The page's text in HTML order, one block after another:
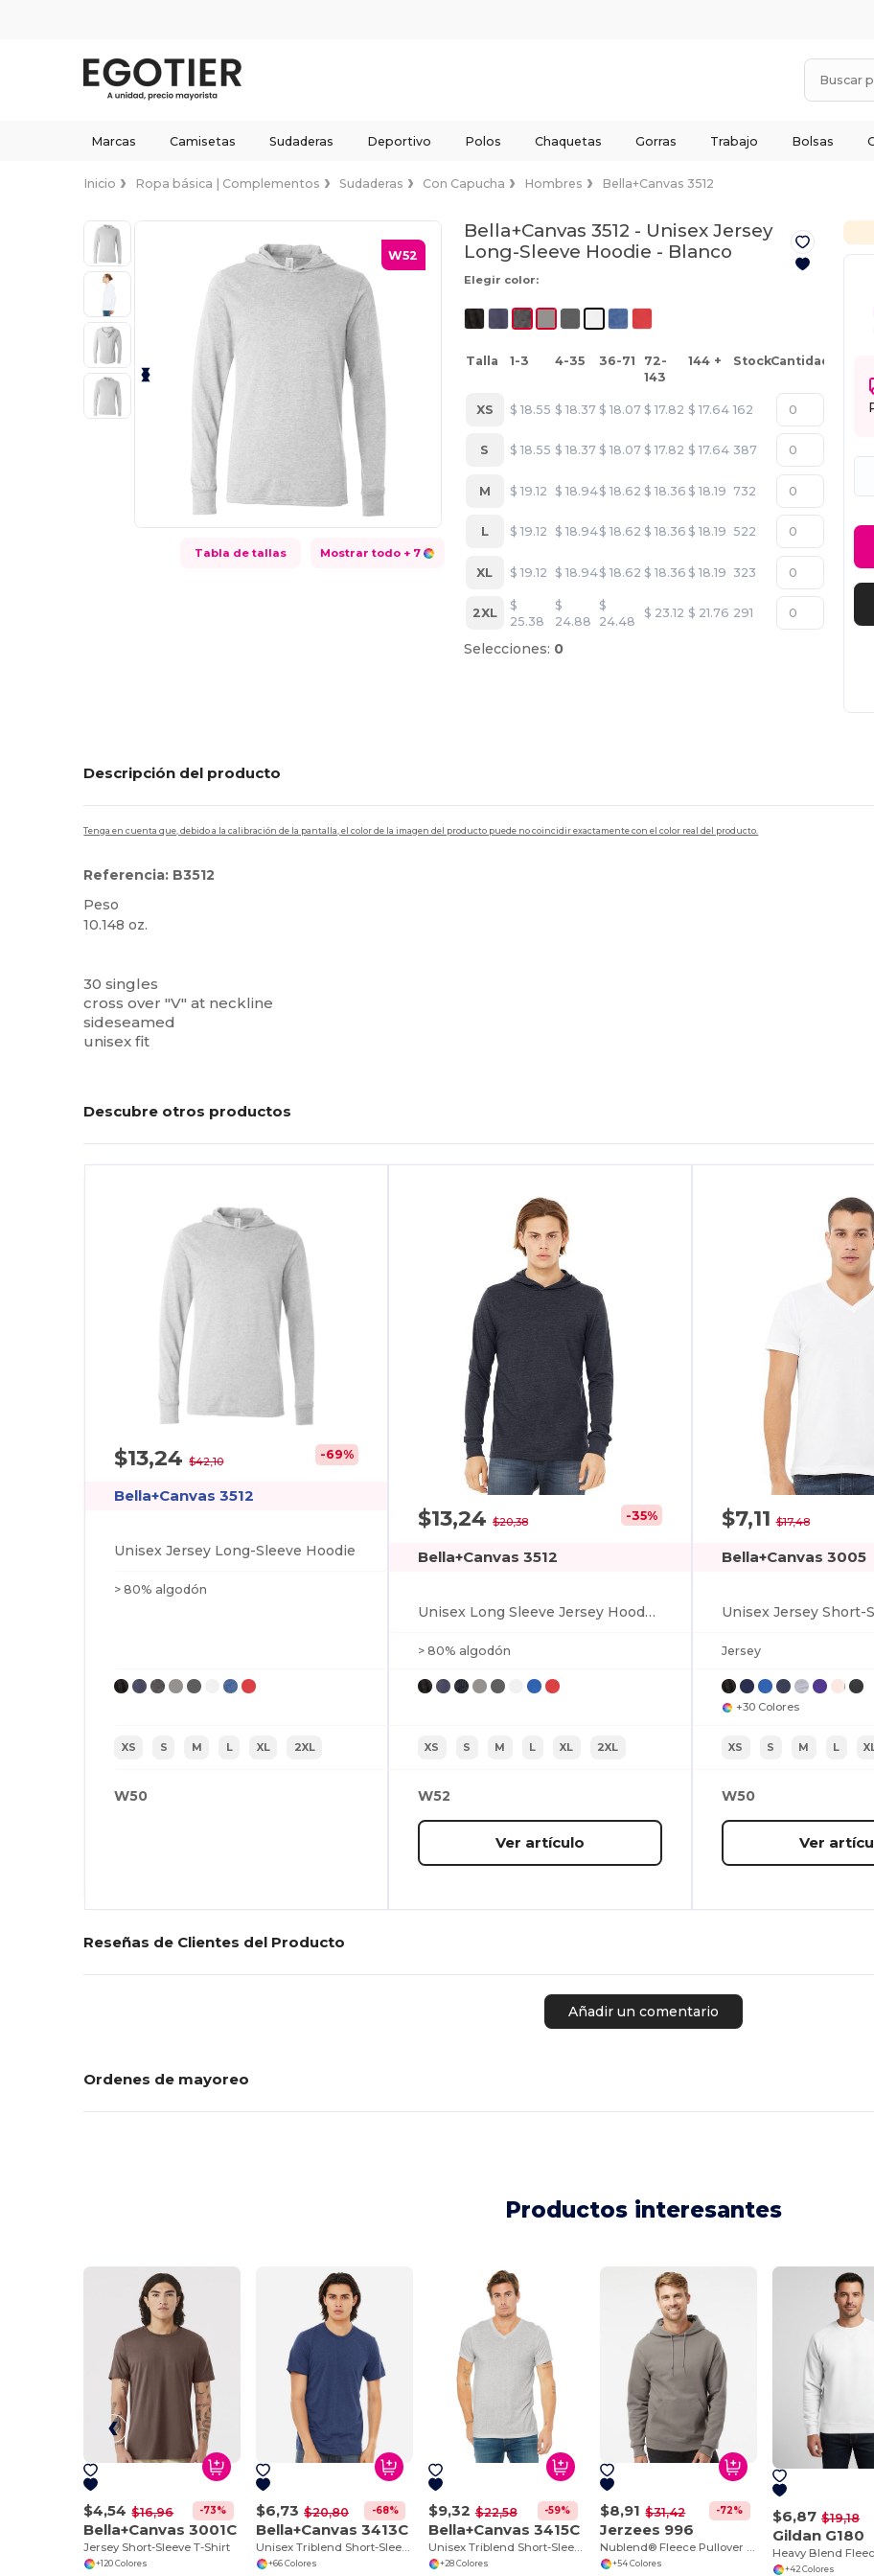
Marcas Camisetas Sudaderas Deportivo Polos Chaquetas Gorras Trabajo Bolsas
Inicio Ropa básica | Complementos Sudaderas Con Capucha Hombres Bella+Canvas 3512
W52
Tabla de tallas Mostrar todo + 7
Bella+Canvas 3512 - Unisex Jersey
Long-Sleeve Hoodie - Blanco
Elegir color:
Talla 1-3 4-35 36-71
72-
143
144 + StockCantidad
XS $ 18.55 $ 18.37 $ 18.07 $ 17.82 $ 17.64 162
S $ 18.55 $ 18.37 $ 18.07 $ 17.82 $ 17.64 387
M $ 19.12 $ 18.94$ 18.62 $ 18.36 $ 18.19 732
L $ 19.12 $ 18.94$ 18.62 $ 18.36 $ 18.19 522
XL $ 19.12 $ 18.94$ 18.62 $ 18.36 $ 18.19 323
2XL
$
25.38
$
24.88
$
24.48
$ 23.12 $ 21.76 291
Selecciones: 0
Descripción del producto
Tenga en cuenta que, debido a la calibración de la pantalla, el color de la imagen del producto puede no coincidir exactamente con el color real del producto.
Referencia: B3512
Peso
10.148 oz.
30 singles
cross over "V" at neckline
sideseamed
unisex fit
Descubre otros productos
$13,24$42,10 -69%
Bella+Canvas 3512
Unisex Jersey Long-Sleeve Hoodie
> 80% algodón
XS S M L XL 2XL
W50
$13,24 $20,38 -35%
Bella+Canvas 3512
Unisex Long Sleeve Jersey Hooded T-Shirt
> 80% algodón
XS S M L XL 2XL
W52
Ver artículo
$7,11$17,48
Bella+Canvas 3005
Jersey
+30 Colores
XS S M L
W50
Ver
Reseñas de Clientes del Producto
Añadir un comentario
Ordenes de mayoreo
Productos interesantes
$4,54 $16,96 -73%
Bella+Canvas 3001C
Jersey Short-Sleeve T-Shirt
+120 Colores
$6,73 $20,80 -68%
Bella+Canvas 3413C
Unisex Triblend Short-Sleeve T-Shirt
+66 Colores
$9,32 $22,58 -59%
Bella+Canvas 3415C
Unisex Triblend Short-Sleeve V-Neck T-Shirt
+28 Colores
$8,91 $31,42 -72%
Jerzees 996
Nublend® Fleece Pullover Hood
+54 Colores
$6,87 $19,18
Gildan G180
Heavy Blend
+42 Colores